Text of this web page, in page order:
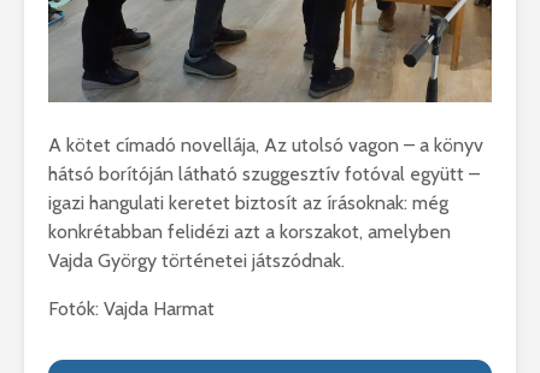
A kötet címadó novellája, Az utolsó vagon – a könyv
hátsó borítóján látható szuggesztív fotóval együtt –
igazi hangulati keretet biztosít az írásoknak: még
konkrétabban felidézi azt a korszakot, amelyben
Vajda György történetei játszódnak.
Fotók: Vajda Harmat